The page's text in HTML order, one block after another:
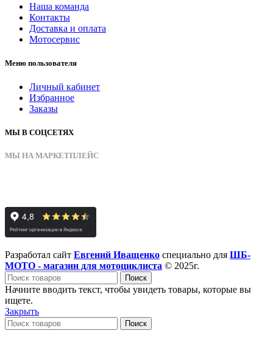
Наша команда
Контакты
Доставка и оплата
Мотосервис
Меню пользователя
Личный кабинет
Избранное
Заказы
МЫ В СОЦСЕТЯХ
МЫ НА МАРКЕТПЛЕЙС
Разработал сайт Евгений Иващенко специально для ШБ-
МОТО - магазин для мотоциклиста © 2025г.
Поиск
Начните вводить текст, чтобы увидеть товары, которые вы
ищете.
Закрыть
Поиск